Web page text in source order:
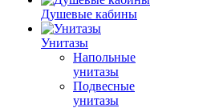
Душевые кабины
Унитазы
Напольные
унитазы
Подвесные
унитазы